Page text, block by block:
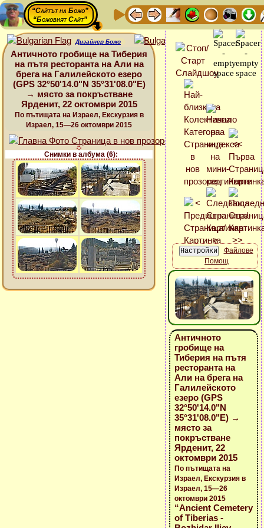
“Сайтът на Божо”
“Божовият Сайт”
Дизайнер Божо
Античното гробище на Тиберия
на пътя ресторанта на Али на
брега на Галилейското езеро
(GPS 32°50'14.0"N 35°31'08.0"E)
→ място за покръстване
Ярденит, 22 октомври 2015
По пътищата на Израел, Екскурзия в
Израел, 15—26 октомври 2015
Снимки в албума (6):
Файлове
Помощ
Античното
гробище на
Тиберия на пътя
ресторанта на
Али на брега на
Галилейското
езеро (GPS
32°50'14.0"N
35°31'08.0"E) →
място за
покръстване
Ярденит, 22
октомври 2015
По пътищата на
Израел, Екскурзия в
Израел, 15—26
октомври 2015
“Ancient Cemetery
of Tiberias -